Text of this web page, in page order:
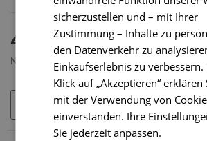
41,99 €
Netto 34,99 €
AUF LAGER
MODELL:
SC-084-O
IN DEN WARENKORB
sicherzustellen und – mit Ihrer
Zustimmung – Inhalte zu
den Datenverkehr zu
Einkaufserlebnis zu
Klick auf „Akzeptieren“ erklären
mit der Verwendung von
einverstanden. Ihre
Sie jederzeit anpassen.